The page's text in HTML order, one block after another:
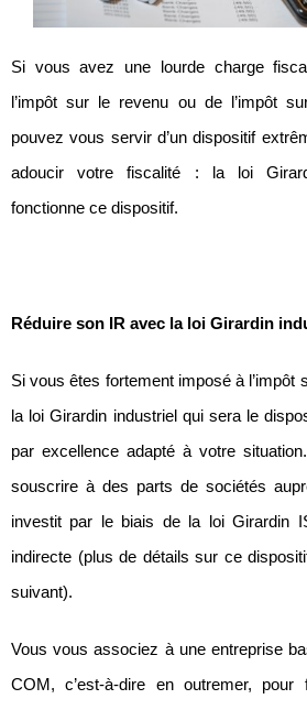
Si vous avez une lourde charge
l’impôt sur le revenu ou de l’impôt
pouvez vous servir d’un dispositif
adoucir votre fiscalité : la loi
fonctionne ce dispositif.
Réduire son IR avec la loi Girardin
Si vous êtes fortement imposé à l’impôt
la loi Girardin industriel qui sera le
par excellence adapté à votre
souscrire à des parts de sociétés
investit par le biais de la loi Girardin
indirecte (plus de détails sur ce
suivant).
Vous vous associez à une entreprise
COM, c’est-à-dire en outremer, pour